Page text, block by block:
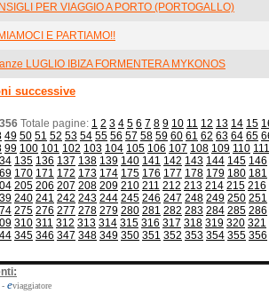
PER VIAGGIO A PORTO (PORTOGALLO)
E PARTIAMO!!
LUGLIO IBIZA FORMENTERA MYKONOS
successive
356 Totale pagine: 1 2 3 4 5 6 7 8 9 10 11 12 13 14 15
49 50 51 52 53 54 55 56 57 58 59 60 61 62 63 64 65
99 100 101 102 103 104 105 106 107 108 109 110 111
135 136 137 138 139 140 141 142 143 144 145 146
170 171 172 173 174 175 176 177 178 179 180 181
205 206 207 208 209 210 211 212 213 214 215 216
240 241 242 243 244 245 246 247 248 249 250 251
275 276 277 278 279 280 281 282 283 284 285 286
310 311 312 313 314 315 316 317 318 319 320 321
345 346 347 348 349 350 351 352 353 354 355 356
:
- eviaggiatore